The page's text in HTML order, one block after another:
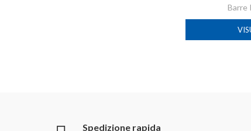
Spedizione rapida